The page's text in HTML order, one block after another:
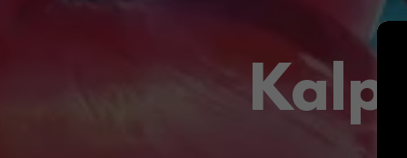
Kalp